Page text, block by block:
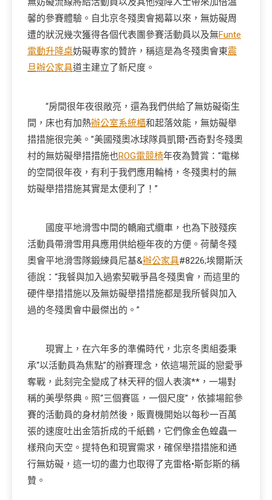
馨的參賽體驗。自北京冬殘奧會揭幕以來，無妨礙周
遭的狀況幾次獲得各個代表團參賽活動員以及無Funte
電動升降桌妨礙專家的贊許，稱這是為冬殘奧會東震
旦辦公家具道主建立了新尺度。
“房間很年夜很敞亮，還為我們供給了無妨礙衛生
間，床也有加熱辦公室系統櫃和起落效能，無妨礙舉
措措施很完美。”美國殘奧冰球隊員凱爾•西奇對冬殘奧
村的無妨礙舉措措施也ROG電競椅年夜為贊賞：“電梯
的空間很年夜，有利于我們應用輪椅，冬殘奧村的無
妨礙舉措措施其實是太便利了！”
國度平地滑雪中間的轎廂式纜車，也為下肢殘疾
活動員帶滑雪用具應用供給極年夜的方便。荷蘭冬殘
奧會平地滑雪隊鍛練員尼基&辦公家具#8226;埃爾斯沃
德說：“我餐與加入過索契戰爭昌冬殘奧會，而這里的
硬件舉措措施以及無妨礙舉措措施都是我所餐與加入
過的冬殘奧會中最傑出的。”
現實上，在六年多的準備時代，北京冬奧組委秉
承“以活動員為焦點”的辦賽理念，依這場荒誕的戀愛爭
奪戰，此刻完全變成了林天秤的個人表演**，一場對
稱的美學祭典。照“三個賽區，一個尺度”，依據場館參
賽的活動員的身材前然後，販賣機開始以每秒一百萬
張的速度吐出金箔折成的千紙鶴，它們像金色蝗蟲一
樣飛向天空。提特色和現實需求，確保舉措措施和通
行無妨礙，這一切的盡力也取得了克雷格•斯彭斯的稱
贊。